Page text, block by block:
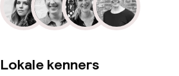
Lokale kenners